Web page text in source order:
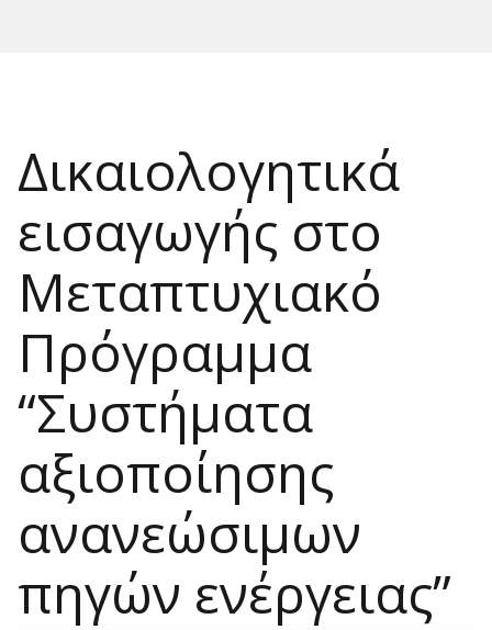
Δικαιολογητικά
εισαγωγής στο
Μεταπτυχιακό
Πρόγραμμα
“Συστήματα
αξιοποίησης
ανανεώσιμων
πηγών ενέργειας”